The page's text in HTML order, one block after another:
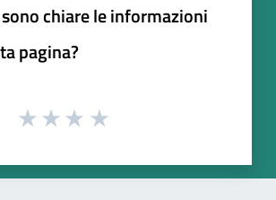
chiare le informazioni
pagina?